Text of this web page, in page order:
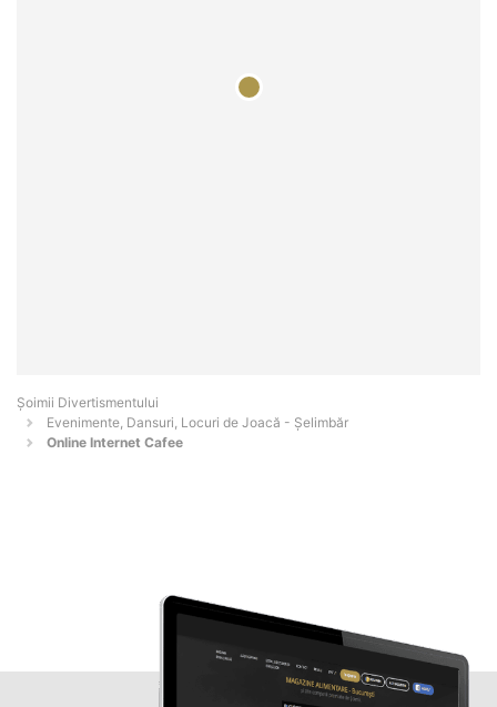
Şoimii Divertismentului
Evenimente, Dansuri, Locuri de Joacă - Şelimbăr
Online Internet Cafee